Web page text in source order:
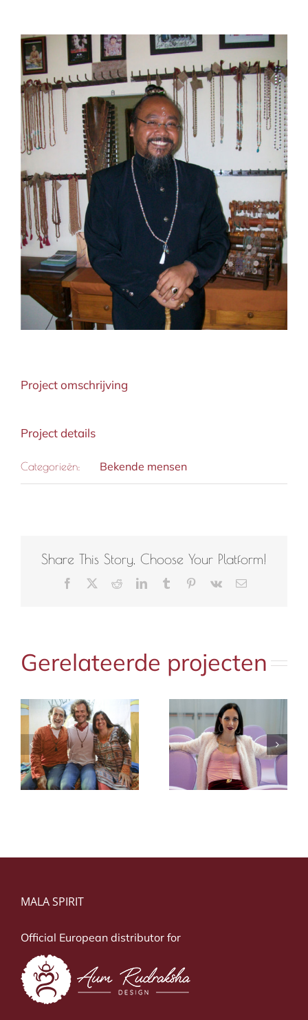
View
Larger
Image
Project omschrijving
Project details
Categorieën: Bekende mensen
Share This Story, Choose Your Platform!
Facebook RedditLinkedInTumblr Pinterest
Vk
E-
Gerelateerde projecten
Chiara Karse
Carsenzola
Dustin Thomas
MALA SPIRIT
Official European distributor for